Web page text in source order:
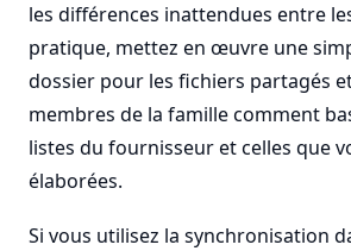
les différences inattendues entre
pratique, mettez en œuvre une
dossier pour les fichiers partagés
membres de la famille comment
listes du fournisseur et celles que
élaborées.
Si vous utilisez la synchronisation